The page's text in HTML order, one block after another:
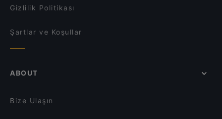
Gizlilik Politikası
Şartlar ve Koşullar
ABOUT
Bize Ulaşın